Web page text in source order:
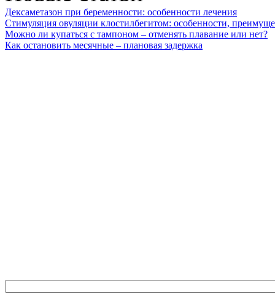
Дексаметазон при беременности: особенности лечения
Стимуляция овуляции клостилбегитом: особенности,
Можно ли купаться с тампоном – отменять плавание или нет?
Как остановить месячные – плановая задержка